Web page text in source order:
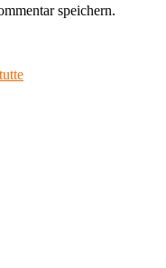
speichern.